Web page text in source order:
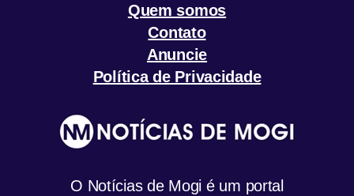
Quem somos
Contato
Anuncie
Política de Privacidade
O Notícias de Mogi é um portal